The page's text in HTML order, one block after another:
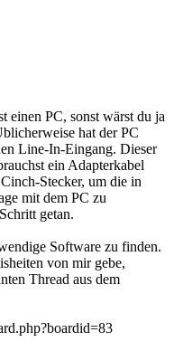
einen PC, sonst wärst du ja
hat der PC
Line-In-Eingang. Dieser
ein Adapterkabel
Stecker, um die in
mit dem PC zu
getan.
Software zu finden.
von mir gebe,
Thread aus dem